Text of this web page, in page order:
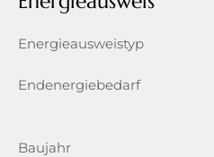
Energieausweistyp
Endenergiebedarf
Baujahr